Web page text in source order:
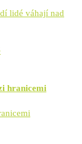
lidé váhají nad